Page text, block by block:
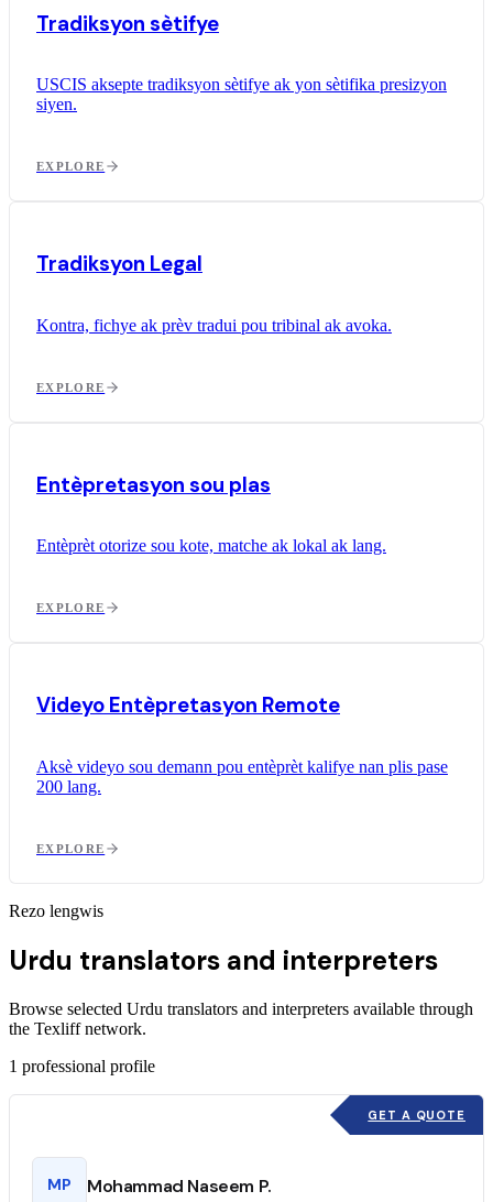
Tradiksyon sètifye
USCIS aksepte tradiksyon sètifye ak yon sètifika presizyon
siyen.
EXPLORE
Tradiksyon Legal
Kontra, fichye ak prèv tradui pou tribinal ak avoka.
EXPLORE
Entèpretasyon sou plas
Entèprèt otorize sou kote, matche ak lokal ak lang.
EXPLORE
Videyo Entèpretasyon Remote
Aksè videyo sou demann pou entèprèt kalifye nan plis pase
200 lang.
EXPLORE
Rezo lengwis
Urdu translators and interpreters
Browse selected Urdu translators and interpreters available through
the Texliff network.
1 professional profile
GET A QUOTE
MP Mohammad Naseem P.